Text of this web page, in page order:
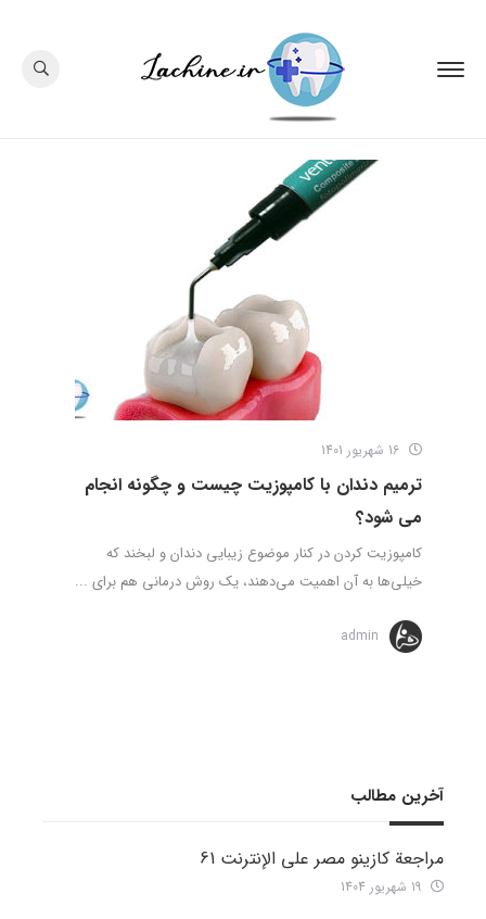
ترمیم دندان با کامپوزیت چیست و چگونه انجام
می شود؟
کامپوزیت کردن در کنار موضوع زیبایی دندان و لبخند که
خیلی‌ها به آن اهمیت می‌دهند، یک روش درمانی هم برای ...
admin
آخرین مطالب
مراجعة كازينو مصر على الإنترنت 61